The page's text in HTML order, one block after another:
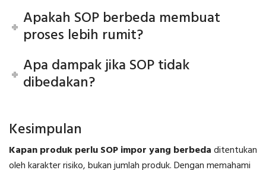
Apakah SOP berbeda membuat
proses lebih rumit?
Apa dampak jika SOP tidak
dibedakan?
Kesimpulan
Kapan produk perlu SOP impor yang berbedaditentukan
oleh karakter risiko, bukan jumlah produk. Dengan memahami